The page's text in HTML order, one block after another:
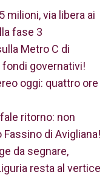
milioni, via libera ai
fase 3
Metro C di
fondi governativi!
oggi: quattro ore
ritorno: non
Fassino di Avigliana!
da segnare,
resta al vertice